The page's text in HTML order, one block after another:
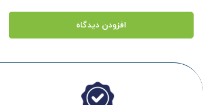
افزودن دیدگاه